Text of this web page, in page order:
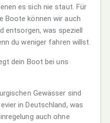
es sich nie staut. Für
Boote können wir auch
entsorgen, was speziell
du weniger fahren willst.
dein Boot bei uns
Gewässer sind
in Deutschland, was
auch ohne